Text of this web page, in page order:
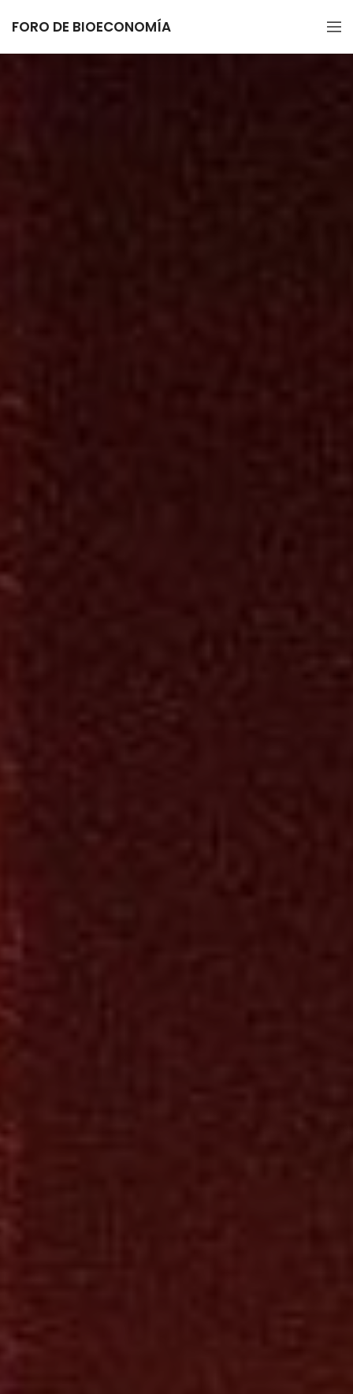
FORO DE BIOECONOMÍA